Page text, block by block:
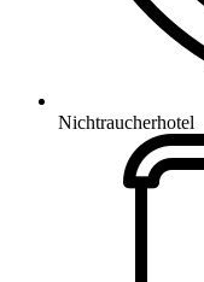
Nichtraucherhotel